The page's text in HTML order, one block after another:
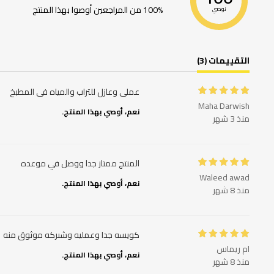
نوصي
100% من المراجعين أوصوا بهذا المنتج
التقييمات (3)
Maha Darwish
منذ 3 شهر
عملى وعازل للتراب والمياه فى المطبخ
نعم، أوصي بهذا المنتج.
Waleed awad
منذ 8 شهر
المنتج ممتاز جدا ووصل في موعده
نعم، أوصي بهذا المنتج.
ام ريماس
منذ 8 شهر
كويسه جدا وعمليه وشىركه موثوق منه
نعم، أوصي بهذا المنتج.